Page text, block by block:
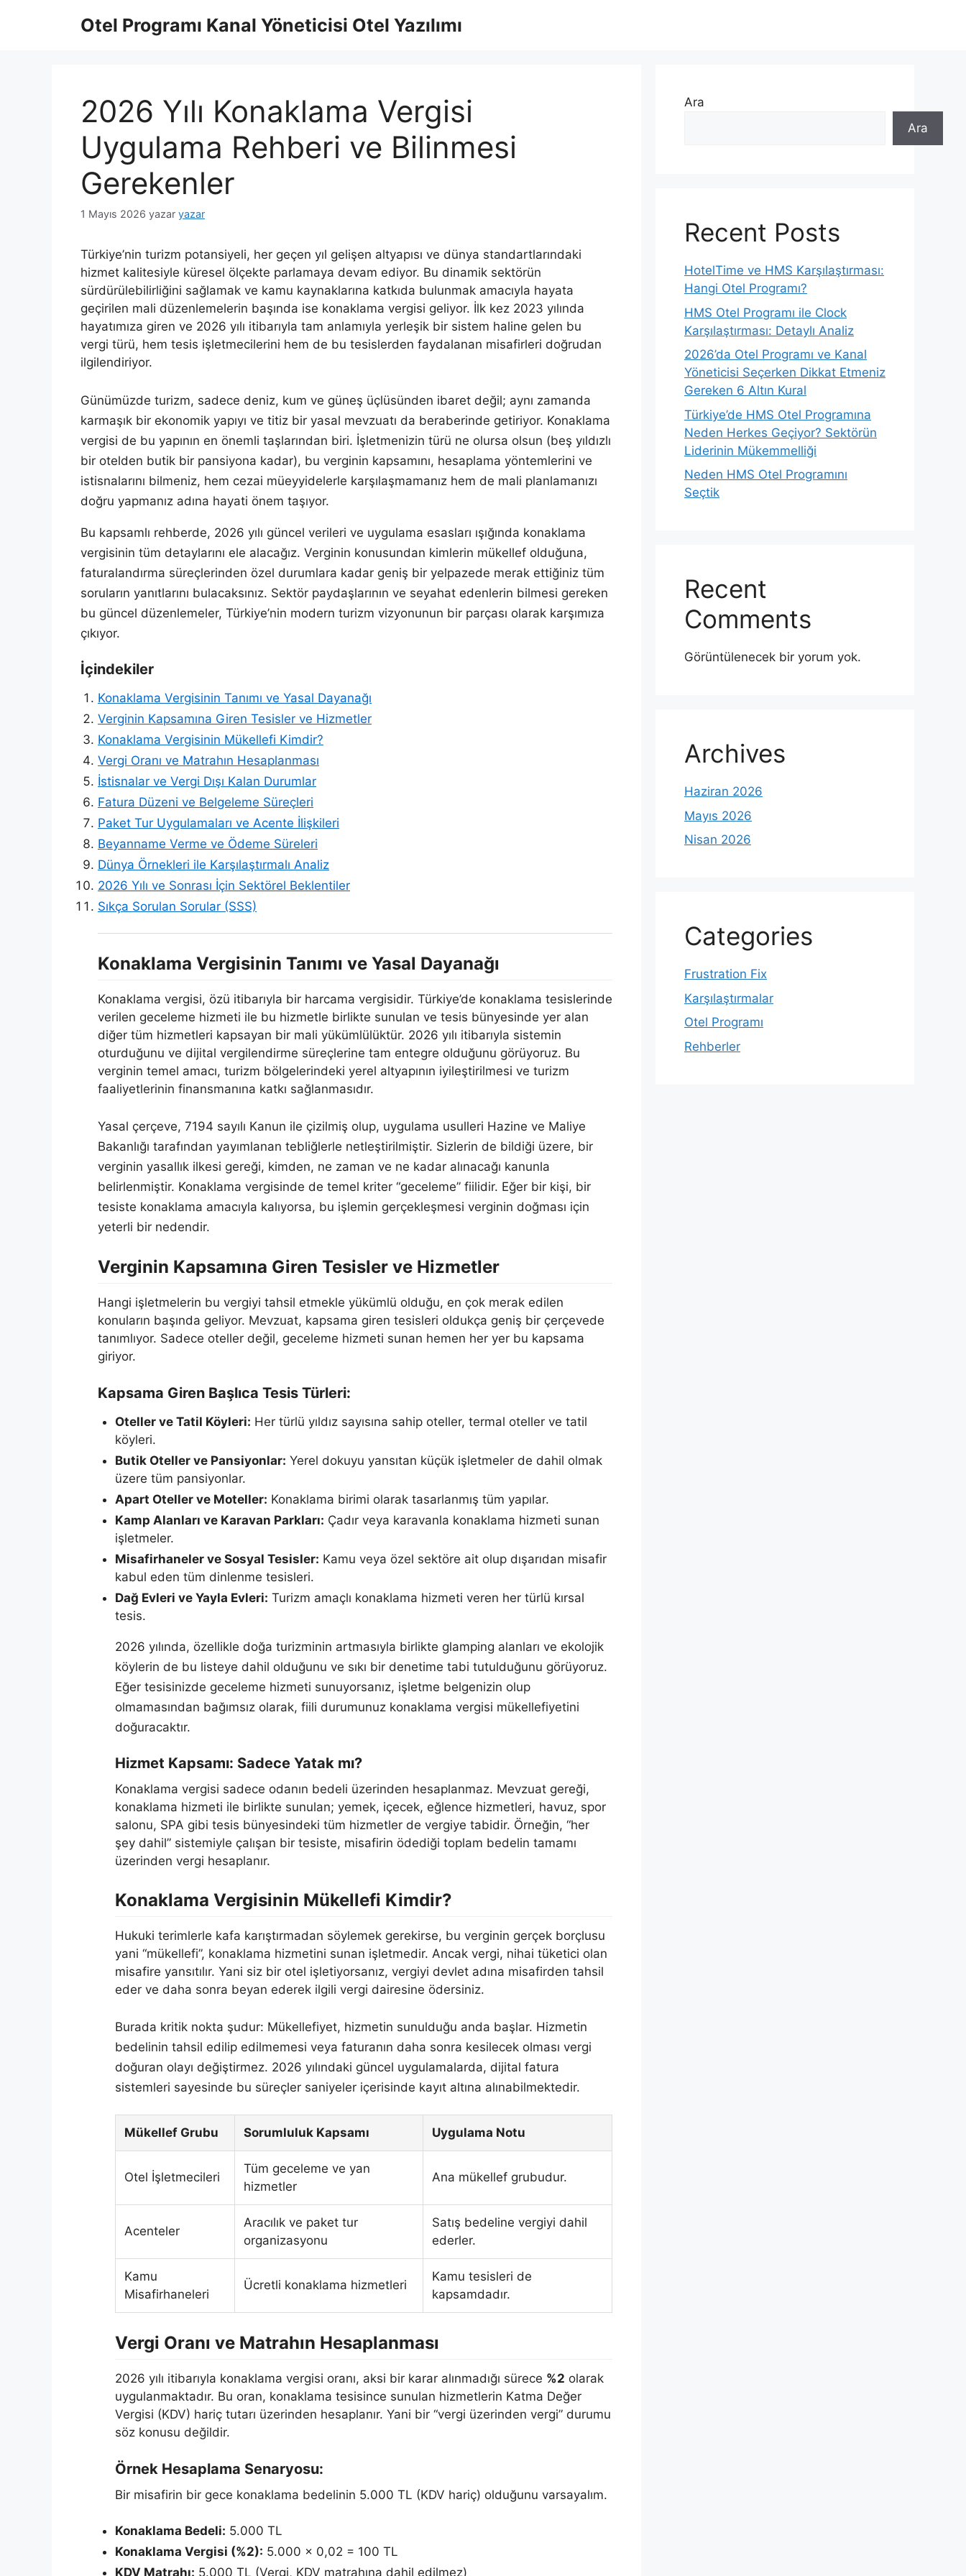
Otel Programı Kanal Yöneticisi Otel Yazılımı
2026 Yılı Konaklama Vergisi
Uygulama Rehberi ve Bilinmesi
Gerekenler
1 Mayıs 2026 yazar yazar
Türkiye’nin turizm potansiyeli, her geçen yıl gelişen altyapısı ve dünya standartlarındaki
hizmet kalitesiyle küresel ölçekte parlamaya devam ediyor. Bu dinamik sektörün
sürdürülebilirliğini sağlamak ve kamu kaynaklarına katkıda bulunmak amacıyla hayata
geçirilen mali düzenlemelerin başında ise konaklama vergisi geliyor. İlk kez 2023 yılında
hayatımıza giren ve 2026 yılı itibarıyla tam anlamıyla yerleşik bir sistem haline gelen bu
vergi türü, hem tesis işletmecilerini hem de bu tesislerden faydalanan misafirleri doğrudan
ilgilendiriyor.
Günümüzde turizm, sadece deniz, kum ve güneş üçlüsünden ibaret değil; aynı zamanda
karmaşık bir ekonomik yapıyı ve titiz bir yasal mevzuatı da beraberinde getiriyor. Konaklama
vergisi de bu yapının en önemli taşlarından biri. İşletmenizin türü ne olursa olsun (beş yıldızlı
bir otelden butik bir pansiyona kadar), bu verginin kapsamını, hesaplama yöntemlerini ve
istisnalarını bilmeniz, hem cezai müeyyidelerle karşılaşmamanız hem de mali planlamanızı
doğru yapmanız adına hayati önem taşıyor.
Bu kapsamlı rehberde, 2026 yılı güncel verileri ve uygulama esasları ışığında konaklama
vergisinin tüm detaylarını ele alacağız. Verginin konusundan kimlerin mükellef olduğuna,
faturalandırma süreçlerinden özel durumlara kadar geniş bir yelpazede merak ettiğiniz tüm
soruların yanıtlarını bulacaksınız. Sektör paydaşlarının ve seyahat edenlerin bilmesi gereken
bu güncel düzenlemeler, Türkiye’nin modern turizm vizyonunun bir parçası olarak karşımıza
çıkıyor.
İçindekiler
Konaklama Vergisinin Tanımı ve Yasal Dayanağı
Verginin Kapsamına Giren Tesisler ve Hizmetler
Konaklama Vergisinin Mükellefi Kimdir?
Vergi Oranı ve Matrahın Hesaplanması
İstisnalar ve Vergi Dışı Kalan Durumlar
Fatura Düzeni ve Belgeleme Süreçleri
Paket Tur Uygulamaları ve Acente İlişkileri
Beyanname Verme ve Ödeme Süreleri
Dünya Örnekleri ile Karşılaştırmalı Analiz
2026 Yılı ve Sonrası İçin Sektörel Beklentiler
Sıkça Sorulan Sorular (SSS)
Konaklama Vergisinin Tanımı ve Yasal Dayanağı
Konaklama vergisi, özü itibarıyla bir harcama vergisidir. Türkiye’de konaklama tesislerinde
verilen geceleme hizmeti ile bu hizmetle birlikte sunulan ve tesis bünyesinde yer alan
diğer tüm hizmetleri kapsayan bir mali yükümlülüktür. 2026 yılı itibarıyla sistemin
oturduğunu ve dijital vergilendirme süreçlerine tam entegre olduğunu görüyoruz. Bu
verginin temel amacı, turizm bölgelerindeki yerel altyapının iyileştirilmesi ve turizm
faaliyetlerinin finansmanına katkı sağlanmasıdır.
Yasal çerçeve, 7194 sayılı Kanun ile çizilmiş olup, uygulama usulleri Hazine ve Maliye
Bakanlığı tarafından yayımlanan tebliğlerle netleştirilmiştir. Sizlerin de bildiği üzere, bir
verginin yasallık ilkesi gereği, kimden, ne zaman ve ne kadar alınacağı kanunla
belirlenmiştir. Konaklama vergisinde de temel kriter “geceleme” fiilidir. Eğer bir kişi, bir
tesiste konaklama amacıyla kalıyorsa, bu işlemin gerçekleşmesi verginin doğması için
yeterli bir nedendir.
Verginin Kapsamına Giren Tesisler ve Hizmetler
Hangi işletmelerin bu vergiyi tahsil etmekle yükümlü olduğu, en çok merak edilen
konuların başında geliyor. Mevzuat, kapsama giren tesisleri oldukça geniş bir çerçevede
tanımlıyor. Sadece oteller değil, geceleme hizmeti sunan hemen her yer bu kapsama
giriyor.
Kapsama Giren Başlıca Tesis Türleri:
Oteller ve Tatil Köyleri: Her türlü yıldız sayısına sahip oteller, termal oteller ve tatil
köyleri.
Butik Oteller ve Pansiyonlar: Yerel dokuyu yansıtan küçük işletmeler de dahil olmak
üzere tüm pansiyonlar.
Apart Oteller ve Moteller: Konaklama birimi olarak tasarlanmış tüm yapılar.
Kamp Alanları ve Karavan Parkları: Çadır veya karavanla konaklama hizmeti sunan
işletmeler.
Misafirhaneler ve Sosyal Tesisler: Kamu veya özel sektöre ait olup dışarıdan misafir
kabul eden tüm dinlenme tesisleri.
Dağ Evleri ve Yayla Evleri: Turizm amaçlı konaklama hizmeti veren her türlü kırsal
tesis.
2026 yılında, özellikle doğa turizminin artmasıyla birlikte glamping alanları ve ekolojik
köylerin de bu listeye dahil olduğunu ve sıkı bir denetime tabi tutulduğunu görüyoruz.
Eğer tesisinizde geceleme hizmeti sunuyorsanız, işletme belgenizin olup
olmamasından bağımsız olarak, fiili durumunuz konaklama vergisi mükellefiyetini
doğuracaktır.
Hizmet Kapsamı: Sadece Yatak mı?
Konaklama vergisi sadece odanın bedeli üzerinden hesaplanmaz. Mevzuat gereği,
konaklama hizmeti ile birlikte sunulan; yemek, içecek, eğlence hizmetleri, havuz, spor
salonu, SPA gibi tesis bünyesindeki tüm hizmetler de vergiye tabidir. Örneğin, “her
şey dahil” sistemiyle çalışan bir tesiste, misafirin ödediği toplam bedelin tamamı
üzerinden vergi hesaplanır.
Konaklama Vergisinin Mükellefi Kimdir?
Hukuki terimlerle kafa karıştırmadan söylemek gerekirse, bu verginin gerçek borçlusu
yani “mükellefi”, konaklama hizmetini sunan işletmedir. Ancak vergi, nihai tüketici olan
misafire yansıtılır. Yani siz bir otel işletiyorsanız, vergiyi devlet adına misafirden tahsil
eder ve daha sonra beyan ederek ilgili vergi dairesine ödersiniz.
Burada kritik nokta şudur: Mükellefiyet, hizmetin sunulduğu anda başlar. Hizmetin
bedelinin tahsil edilip edilmemesi veya faturanın daha sonra kesilecek olması vergi
doğuran olayı değiştirmez. 2026 yılındaki güncel uygulamalarda, dijital fatura
sistemleri sayesinde bu süreçler saniyeler içerisinde kayıt altına alınabilmektedir.
Mükellef Grubu Sorumluluk Kapsamı Uygulama Notu
Otel İşletmecileri
Tüm geceleme ve yan
hizmetler
Ana mükellef grubudur.
Acenteler
Aracılık ve paket tur
organizasyonu
Satış bedeline vergiyi dahil
ederler.
Kamu
Misafirhaneleri
Ücretli konaklama hizmetleri
Kamu tesisleri de
kapsamdadır.
Vergi Oranı ve Matrahın Hesaplanması
2026 yılı itibarıyla konaklama vergisi oranı, aksi bir karar alınmadığı sürece %2 olarak
uygulanmaktadır. Bu oran, konaklama tesisince sunulan hizmetlerin Katma Değer
Vergisi (KDV) hariç tutarı üzerinden hesaplanır. Yani bir “vergi üzerinden vergi” durumu
söz konusu değildir.
Örnek Hesaplama Senaryosu:
Bir misafirin bir gece konaklama bedelinin 5.000 TL (KDV hariç) olduğunu varsayalım.
Konaklama Bedeli: 5.000 TL
Konaklama Vergisi (%2): 5.000 x 0,02 = 100 TL
KDV Matrahı: 5.000 TL (Vergi, KDV matrahına dahil edilmez)
Ara
Ara
Recent Posts
HotelTime ve HMS Karşılaştırması:
Hangi Otel Programı?
HMS Otel Programı ile Clock
Karşılaştırması: Detaylı Analiz
2026’da Otel Programı ve Kanal
Yöneticisi Seçerken Dikkat Etmeniz
Gereken 6 Altın Kural
Türkiye’de HMS Otel Programına
Neden Herkes Geçiyor? Sektörün
Liderinin Mükemmelliği
Neden HMS Otel Programını
Seçtik
Recent
Comments
Görüntülenecek bir yorum yok.
Archives
Haziran 2026
Mayıs 2026
Nisan 2026
Categories
Frustration Fix
Karşılaştırmalar
Otel Programı
Rehberler